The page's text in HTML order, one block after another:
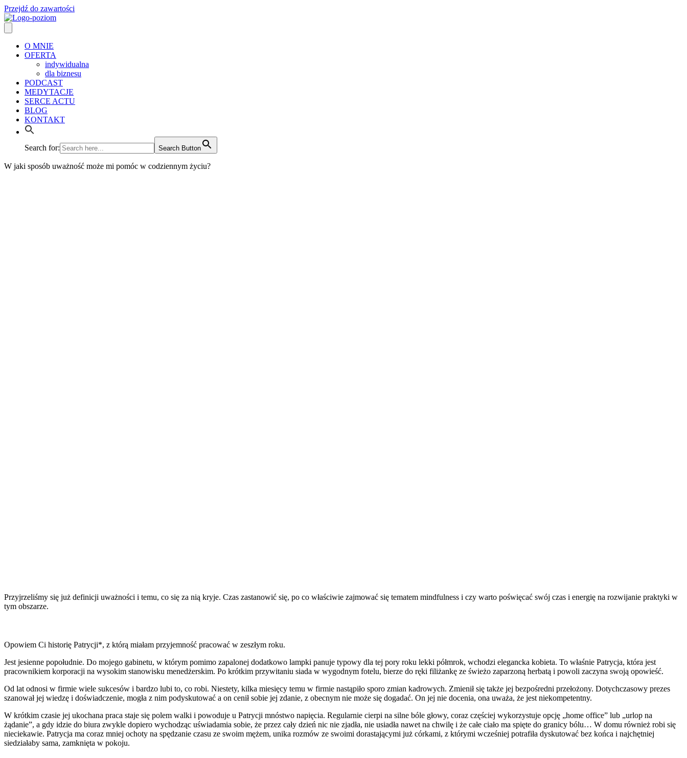
Przejdź do zawartości
O MNIE
OFERTA
indywidualna
dla biznesu
PODCAST
MEDYTACJE
SERCE ACTU
BLOG
KONTAKT
Search for: Search Button
W jaki sposób uważność może mi pomóc w codziennym życiu?
Przyjrzeliśmy się już definicji uważności i temu, co się za nią kryje. Czas zastanowić się, po co właściwie zajmować się tematem mindfulness i czy warto poświęcać swój czas i energię na rozwijanie praktyki w
tym obszarze.
Opowiem Ci historię Patrycji*, z którą miałam przyjemność pracować w zeszłym roku.
Jest jesienne popołudnie. Do mojego gabinetu, w którym pomimo zapalonej dodatkowo lampki panuje typowy dla tej pory roku lekki półmrok, wchodzi elegancka kobieta. To właśnie Patrycja, która jest
pracownikiem korporacji na wysokim stanowisku menedżerskim. Po krótkim przywitaniu siada w wygodnym fotelu, bierze do ręki filiżankę ze świeżo zaparzoną herbatą i powoli zaczyna swoją opowieść.
Od lat odnosi w firmie wiele sukcesów i bardzo lubi to, co robi. Niestety, kilka miesięcy temu w firmie nastąpiło sporo zmian kadrowych. Zmienił się także jej bezpośredni przełożony. Dotychczasowy prezes
szanował jej wiedzę i doświadczenie, mogła z nim podyskutować a on cenił sobie jej zdanie, z obecnym nie może się dogadać. On jej nie docenia, ona uważa, że jest niekompetentny.
W krótkim czasie jej ukochana praca staje się polem walki i powoduje u Patrycji mnóstwo napięcia. Regularnie cierpi na silne bóle głowy, coraz częściej wykorzystuje opcję „home office” lub „urlop na
żądanie”, a gdy idzie do biura zwykle dopiero wychodząc uświadamia sobie, że przez cały dzień nic nie zjadła, nie usiadła nawet na chwilę i że całe ciało ma spięte do granicy bólu… W domu również robi się
nieciekawie. Patrycja ma coraz mniej ochoty na spędzanie czasu ze swoim mężem, unika rozmów ze swoimi dorastającymi już córkami, z którymi wcześniej potrafiła dyskutować bez końca i najchętniej
siedziałaby sama, zamknięta w pokoju.